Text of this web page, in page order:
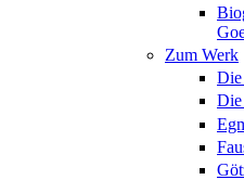
Zum Werk
Die
Die